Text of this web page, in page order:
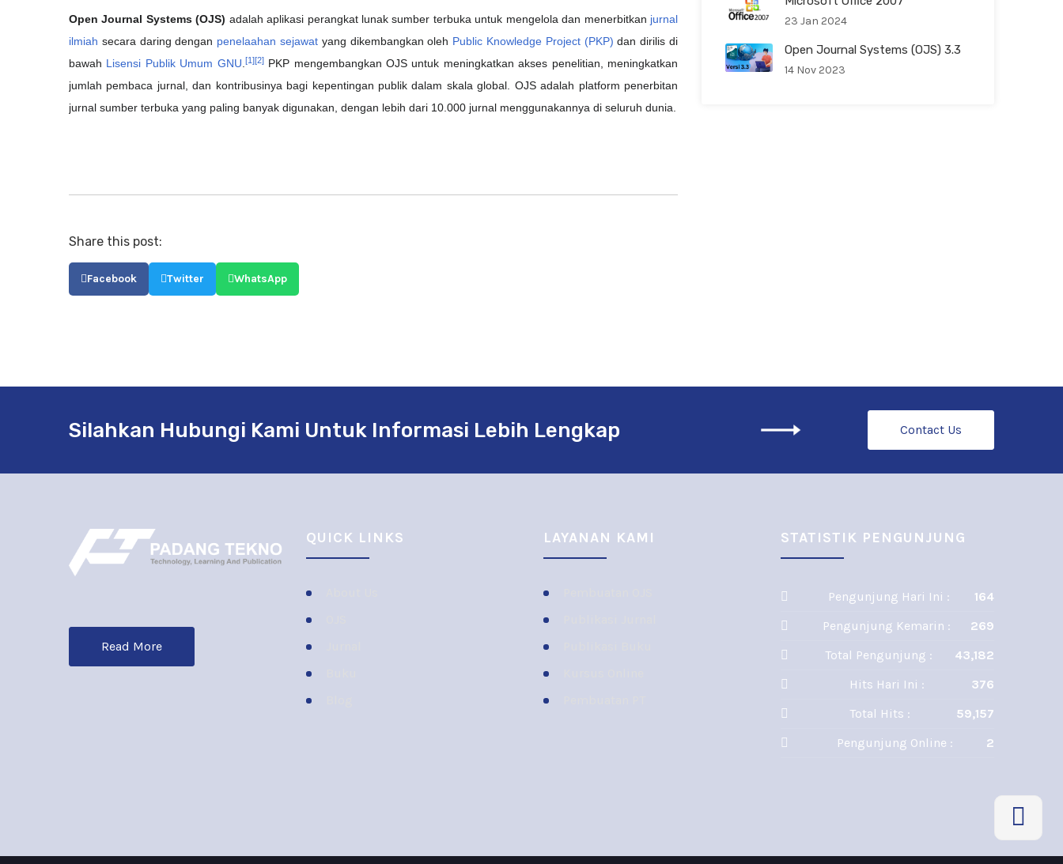
Open Journal Systems (OJS) adalah aplikasi perangkat lunak sumber terbuka untuk mengelola dan menerbitkan jurnal
ilmiah secara daring dengan penelaahan sejawat yang dikembangkan oleh Public Knowledge Project (PKP) dan dirilis di
bawah Lisensi Publik Umum GNU [1][2]PKP mengembangkan OJS untuk meningkatkan akses penelitian, meningkatkan
jumlah pembaca jurnal, dan kontribusinya bagi kepentingan publik dalam skala global. OJS adalah platform penerbitan
jurnal sumber terbuka yang paling banyak digunakan, dengan lebih dari 10.000 jurnal menggunakannya di seluruh dunia.
Share this post:
Facebook Twitter WhatsApp
23 Jan 2024
Open Journal Systems (OJS) 3.3
14 Nov 2023
Silahkan Hubungi Kami Untuk Informasi Lebih Lengkap Contact Us
Read More
QUICK LINKS LAYANAN KAMI STATISTIK PENGUNJUNG
Pengunjung Hari Ini :
164
Pengunjung Kemarin :
269
Total Pengunjung :
43,182
Hits Hari Ini :
376
Total Hits :
59,157
Pengunjung Online :
2